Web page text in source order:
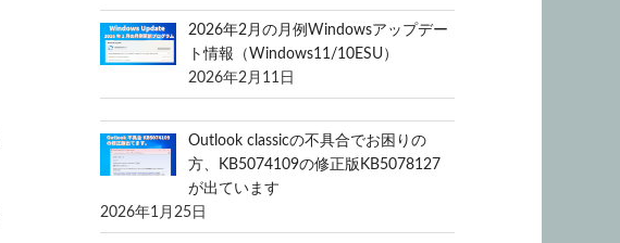
2026年2月の月例Windowsアップデー
ト情報（Windows11/10ESU）
2026年2月11日
Outlook classicの不具合でお困りの
方、KB5074109の修正版KB5078127
が出ています
2026年1月25日